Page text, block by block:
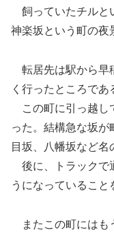
飼っていたチルと
神楽坂という町の夜
転居先は駅から早
く行ったところであ
この町に引っ越し
った。結構急な坂が
目坂、八幡坂など名
後に、トラックで
うになっていること
またこの町にはも